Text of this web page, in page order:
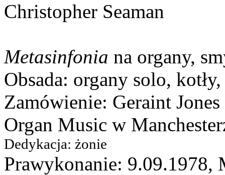
Christopher Seaman
Metasinfonia na organy,
Obsada: organy solo,
Zamówienie: Geraint
Organ Music w
Dedykacja: żonie
Prawykonanie: 9.09.1978,